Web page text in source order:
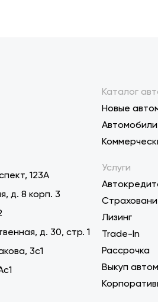
123А
д. 8 корп. 3
д. 30, стр. 1
3с1
Каталог
Новые
Услуги
Лизинг
Trade-In
Рассрочка
Выкуп